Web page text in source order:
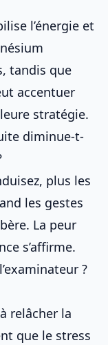
l’énergie et
tandis que
accentuer
stratégie.
diminue-t-
plus les
les gestes
La peur
s’affirme.
?
relâcher la
que le stress